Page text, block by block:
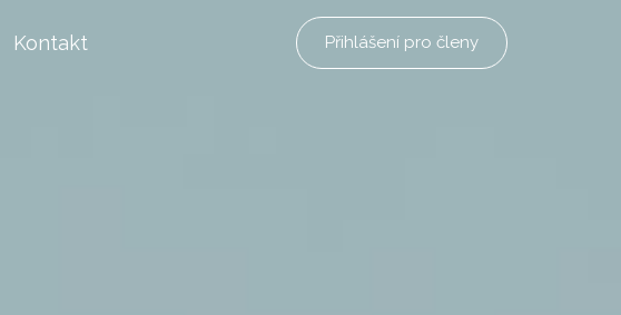
Kontakt Přihlášení pro členy